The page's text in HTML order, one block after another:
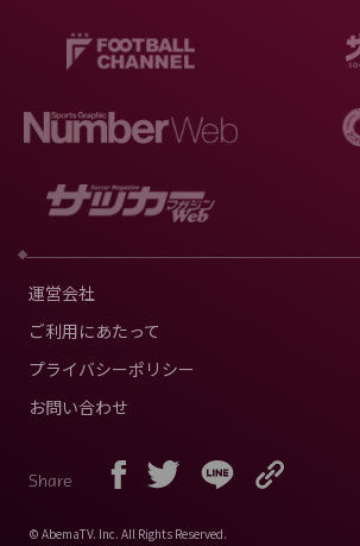
運営会社
ご利用にあたって
プライバシーポリシー
お問い合わせ
Share
© AbemaTV. Inc. All Rights Reserved.